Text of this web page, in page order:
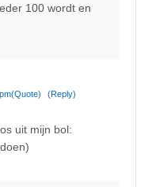
100 wordt en
(Quote) (Reply)
uit mijn bol: